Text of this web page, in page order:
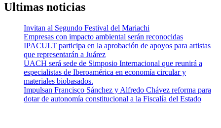
Ultimas noticias
Invitan al Segundo Festival del Mariachi
Empresas con impacto ambiental serán reconocidas
IPACULT participa en la aprobación de apoyos para artistas
que representarán a Juárez
UACH será sede de Simposio Internacional que reunirá a
especialistas de Iberoamérica en economía circular y
materiales biobasados.
Impulsan Francisco Sánchez y Alfredo Chávez reforma para
dotar de autonomía constitucional a la Fiscalía del Estado